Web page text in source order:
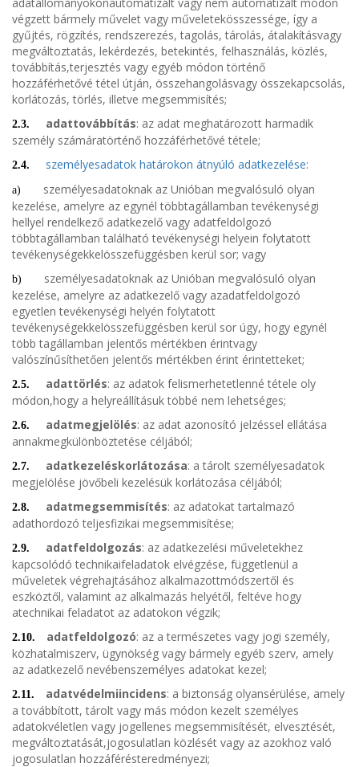
végzett bármely művelet vagy műveletekösszessége, így a
gyűjtés, rögzítés, rendszerezés, tagolás, tárolás, átalakításvagy
megváltoztatás, lekérdezés, betekintés, felhasználás, közlés,
továbbítás,terjesztés vagy egyéb módon történő
hozzáférhetővé tétel útján, összehangolásvagy összekapcsolás,
korlátozás, törlés, illetve megsemmisítés;
2.3. adattovábbítás: az adat meghatározott harmadik
személy számáratörténő hozzáférhetővé tétele;
2.4. személyesadatok határokon átnyúló adatkezelése:
a)
személyesadatoknak az Unióban megvalósuló olyan
kezelése, amelyre az egynél többtagállamban tevékenységi
hellyel rendelkező adatkezelő vagy adatfeldolgozó
többtagállamban található tevékenységi helyein folytatott
tevékenységekkelösszefüggésben kerül sor; vagy
b)
személyesadatoknak az Unióban megvalósuló olyan
kezelése, amelyre az adatkezelő vagy azadatfeldolgozó
egyetlen tevékenységi helyén folytatott
tevékenységekkelösszefüggésben kerül sor úgy, hogy egynél
több tagállamban jelentős mértékben érintvagy
valószínűsíthetően jelentős mértékben érint érintetteket;
2.5. adattörlés: az adatok felismerhetetlenné tétele oly
módon,hogy a helyreállításuk többé nem lehetséges;
2.6. adatmegjelölés: az adat azonosító jelzéssel ellátása
annakmegkülönböztetése céljából;
2.7. adatkezeléskorlátozása: a tárolt személyesadatok
megjelölése jövőbeli kezelésük korlátozása céljából;
2.8. adatmegsemmisítés: az adatokat tartalmazó
adathordozó teljesfizikai megsemmisítése;
2.9. adatfeldolgozás: az adatkezelési műveletekhez
kapcsolódó technikaifeladatok elvégzése, függetlenül a
műveletek végrehajtásához alkalmazottmódszertől és
eszköztől, valamint az alkalmazás helyétől, feltéve hogy
atechnikai feladatot az adatokon végzik;
2.10. adatfeldolgozó: az a természetes vagy jogi személy,
közhatalmiszerv, ügynökség vagy bármely egyéb szerv, amely
az adatkezelő nevébenszemélyes adatokat kezel;
2.11. adatvédelmiincidens: a biztonság olyansérülése, amely
a továbbított, tárolt vagy más módon kezelt személyes
adatokvéletlen vagy jogellenes megsemmisítését, elvesztését,
megváltoztatását,jogosulatlan közlését vagy az azokhoz való
jogosulatlan hozzáférésteredményezi;